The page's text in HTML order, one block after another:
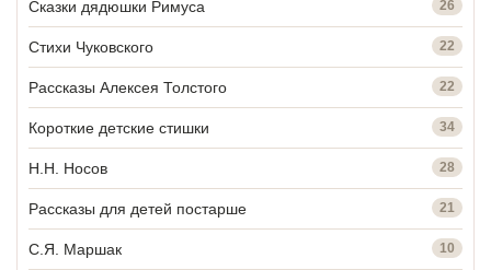
Сказки дядюшки Римуса 26
Стихи Чуковского 22
Рассказы Алексея Толстого 22
Короткие детские стишки 34
Н.Н. Носов 28
Рассказы для детей постарше 21
С.Я. Маршак 10